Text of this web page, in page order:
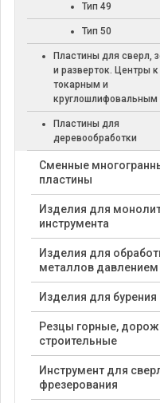
Тип 49
Тип 50
Пластины для сверл,
и разверток. Центры к
токарным и
круглошлифовальным
Пластины для
деревообработки
Cменные
пластины
Изделия для
инструмента
Изделия для
металлов давлением
Изделия для бурения
Резцы горные,
строительные
Инструмент для
фрезерования